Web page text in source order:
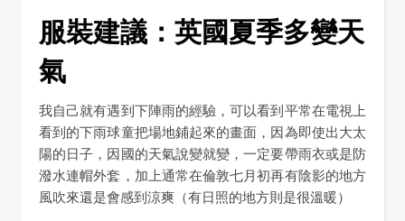
服裝建議：英國夏季多變天
氣
我自己就有遇到下陣雨的經驗，可以看到平常在電視上
看到的下雨球童把場地鋪起來的畫面，因為即使出大太
陽的日子，因國的天氣說變就變，一定要帶雨衣或是防
潑水連帽外套，加上通常在倫敦七月初再有陰影的地方
風吹來還是會感到涼爽（有日照的地方則是很溫暖）